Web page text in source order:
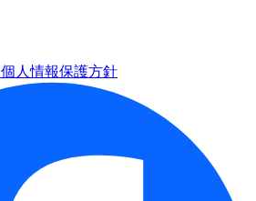
個人情報保護方針